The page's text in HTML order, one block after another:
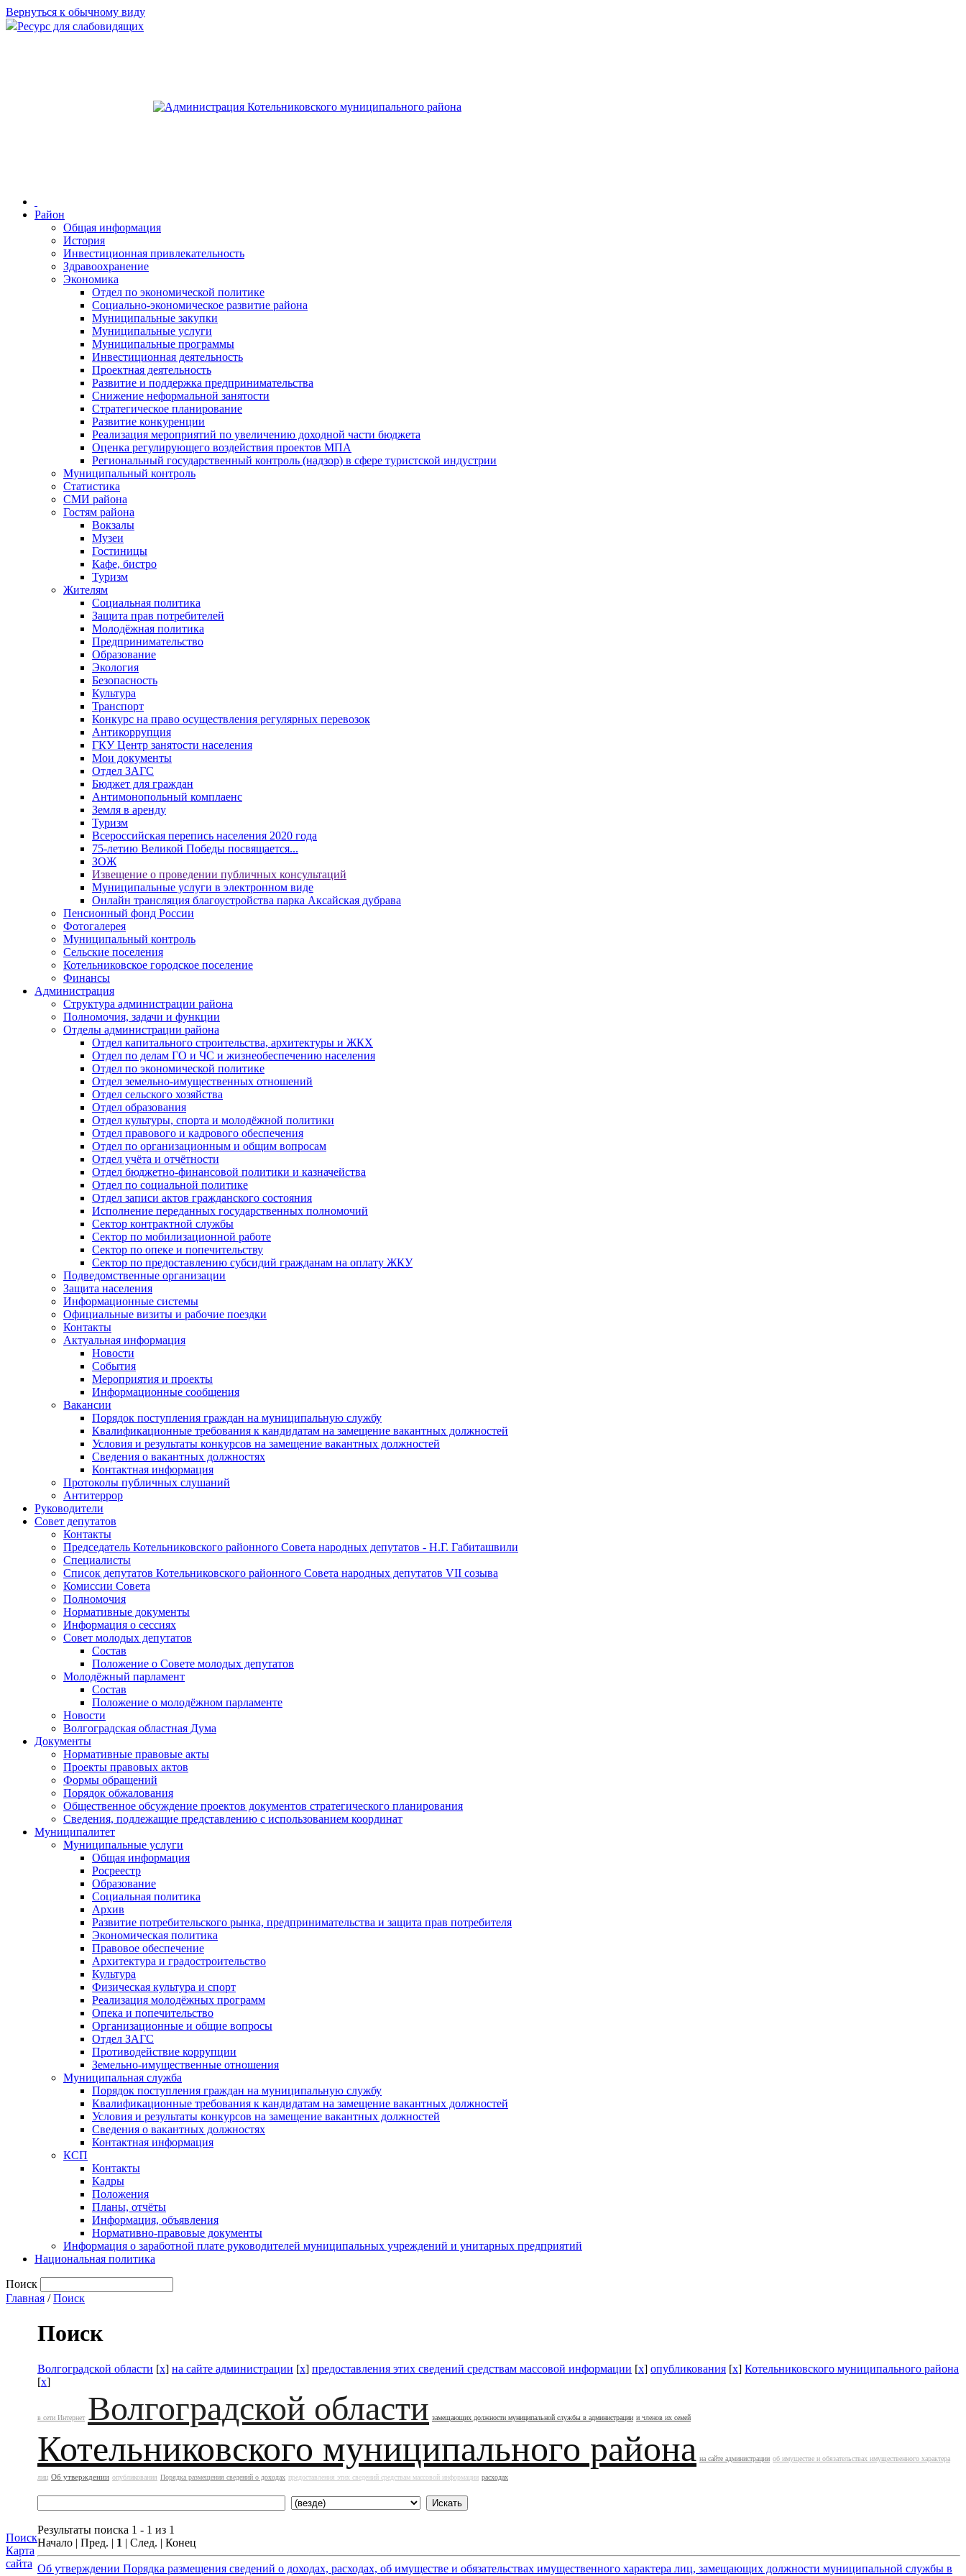
Вернуться к обычному виду
Ресурс для слабовидящих
Район
Общая информация
История
Инвестиционная привлекательность
Здравоохранение
Экономика
Отдел по экономической политике
Социально-экономическое развитие района
Муниципальные закупки
Муниципальные услуги
Муниципальные программы
Инвестиционная деятельность
Проектная деятельность
Развитие и поддержка предпринимательства
Снижение неформальной занятости
Стратегическое планирование
Развитие конкуренции
Реализация мероприятий по увеличению доходной части бюджета
Оценка регулирующего воздействия проектов МПА
Региональный государственный контроль (надзор) в сфере туристской индустрии
Муниципальный контроль
Статистика
СМИ района
Гостям района
Вокзалы
Музеи
Гостиницы
Кафе, бистро
Туризм
Жителям
Социальная политика
Защита прав потребителей
Молодёжная политика
Предпринимательство
Образование
Экология
Безопасность
Культура
Транспорт
Конкурс на право осуществления регулярных перевозок
Антикоррупция
ГКУ Центр занятости населения
Мои документы
Отдел ЗАГС
Бюджет для граждан
Антимонопольный комплаенс
Земля в аренду
Туризм
Всероссийская перепись населения 2020 года
75-летию Великой Победы посвящается...
ЗОЖ
Извещение о проведении публичных консультаций
Муниципальные услуги в электронном виде
Онлайн трансляция благоустройства парка Аксайская дубрава
Пенсионный фонд России
Фотогалерея
Муниципальный контроль
Сельские поселения
Котельниковское городское поселение
Финансы
Администрация
Структура администрации района
Полномочия, задачи и функции
Отделы администрации района
Отдел капитального строительства, архитектуры и ЖКХ
Отдел по делам ГО и ЧС и жизнеобеспечению населения
Отдел по экономической политике
Отдел земельно-имущественных отношений
Отдел сельского хозяйства
Отдел образования
Отдел культуры, спорта и молодёжной политики
Отдел правового и кадрового обеспечения
Отдел по организационным и общим вопросам
Отдел учёта и отчётности
Отдел бюджетно-финансовой политики и казначейства
Отдел по социальной политике
Отдел записи актов гражданского состояния
Исполнение переданных государственных полномочий
Сектор контрактной службы
Сектор по мобилизационной работе
Сектор по опеке и попечительству
Сектор по предоставлению субсидий гражданам на оплату ЖКУ
Подведомственные организации
Защита населения
Информационные системы
Официальные визиты и рабочие поездки
Контакты
Актуальная информация
Новости
События
Мероприятия и проекты
Информационные сообщения
Вакансии
Порядок поступления граждан на муниципальную службу
Квалификационные требования к кандидатам на замещение вакантных должностей
Условия и результаты конкурсов на замещение вакантных должностей
Сведения о вакантных должностях
Контактная информация
Протоколы публичных слушаний
Антитеррор
Руководители
Совет депутатов
Контакты
Председатель Котельниковского районного Совета народных депутатов - Н.Г. Габиташвили
Специалисты
Список депутатов Котельниковского районного Совета народных депутатов VII созыва
Комиссии Совета
Полномочия
Нормативные документы
Информация о сессиях
Совет молодых депутатов
Состав
Положение о Совете молодых депутатов
Молодёжный парламент
Состав
Положение о молодёжном парламенте
Новости
Волгоградская областная Дума
Документы
Нормативные правовые акты
Проекты правовых актов
Формы обращений
Порядок обжалования
Общественное обсуждение проектов документов стратегического планирования
Сведения, подлежащие представлению с использованием координат
Муниципалитет
Муниципальные услуги
Общая информация
Росреестр
Образование
Социальная политика
Архив
Развитие потребительского рынка, предпринимательства и защита прав потребителя
Экономическая политика
Правовое обеспечение
Архитектура и градостроительство
Культура
Физическая культура и спорт
Реализация молодёжных программ
Опека и попечительство
Организационные и общие вопросы
Отдел ЗАГС
Противодействие коррупции
Земельно-имущественные отношения
Муниципальная служба
Порядок поступления граждан на муниципальную службу
Квалификационные требования к кандидатам на замещение вакантных должностей
Условия и результаты конкурсов на замещение вакантных должностей
Сведения о вакантных должностях
Контактная информация
КСП
Контакты
Кадры
Положения
Планы, отчёты
Информация, объявления
Нормативно-правовые документы
Информация о заработной плате руководителей муниципальных учреждений и унитарных предприятий
Национальная политика
Поиск
Главная /Поиск
Поиск
Карта
сайта
Поиск
Волгоградской области [x] на сайте администрации [x] предоставления этих сведений средствам массовой информации [x] опубликования [x] Котельниковского муниципального района
[x]
в сети Интернет Волгоградской области замещающих должности муниципальной службы в администрации и членов их семей
Котельниковского муниципального района на сайте администрации об имуществе и обязательствах имущественного характера
лиц Об утверждении опубликования Порядка размещения сведений о доходах предоставления этих сведений средствам массовой информации расходах
Результаты поиска 1 - 1 из 1
Начало | Пред. | 1 | След. | Конец
Об утверждении Порядка размещения сведений о доходах, расходах, об имуществе и обязательствах имущественного характера лиц, замещающих должности муниципальной службы в